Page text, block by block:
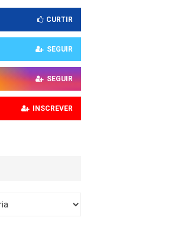
CURTIR
SEGUIR
SEGUIR
INSCREVER